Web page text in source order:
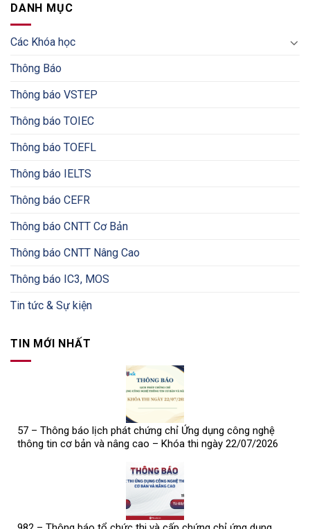
DANH MỤC
Các Khóa học
Thông Báo
Thông báo VSTEP
Thông báo TOIEC
Thông báo TOEFL
Thông báo IELTS
Thông báo CEFR
Thông báo CNTT Cơ Bản
Thông báo CNTT Nâng Cao
Thông báo IC3, MOS
Tin tức & Sự kiện
TIN MỚI NHẤT
57 – Thông báo lịch phát chứng chỉ Ứng dụng công nghệ
thông tin cơ bản và nâng cao – Khóa thi ngày 22/07/2026